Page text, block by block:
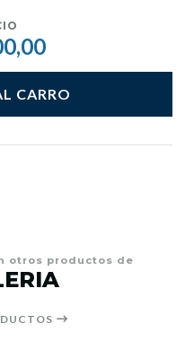
CARRO
otros productos de